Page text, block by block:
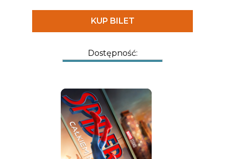
KUP BILET
Dostępność: